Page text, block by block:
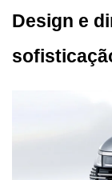
Design e